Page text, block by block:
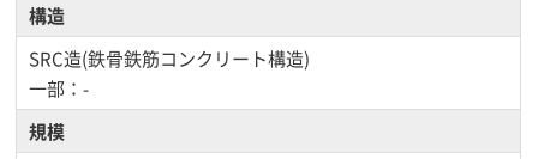
構造
SRC造(鉄骨鉄筋コンクリート構造)
一部：-
規模